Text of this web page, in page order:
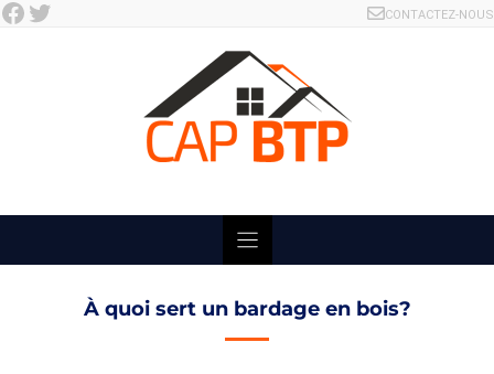
Skip
Facebook Twitter CONTACTEZ-NOUS
À quoi sert un bardage en bois?